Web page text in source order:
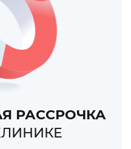
РАССРОЧКА